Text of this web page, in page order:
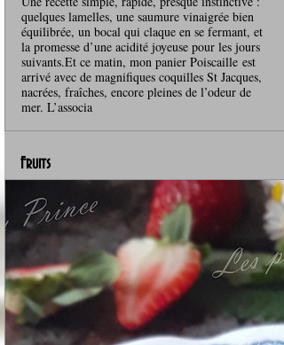
quelques lamelles, une saumure vinaigrée bien
équilibrée, un bocal qui claque en se fermant, et
la promesse d’une acidité joyeuse pour les jours
suivants.Et ce matin, mon panier Poiscaille est
arrivé avec de magnifiques coquilles St Jacques,
nacrées, fraîches, encore pleines de l’odeur de
mer. L’associa
Fruits